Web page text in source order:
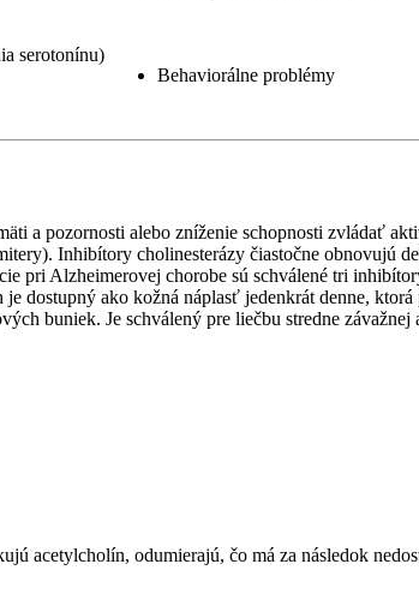
serotonínu)
Behaviorálne problémy
a pozornosti alebo zníženie schopnosti zvládať
Inhibítory cholinesterázy čiastočne obnovujú
pri Alzheimerovej chorobe sú schválené tri
dostupný ako kožná náplasť jedenkrát denne,
buniek. Je schválený pre liečbu stredne závažnej
acetylcholín, odumierajú, čo má za následok